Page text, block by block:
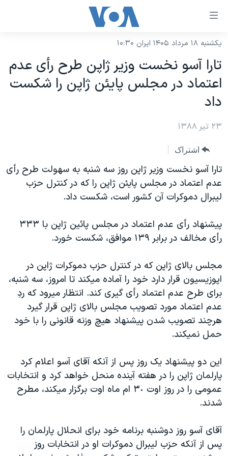
لینکهای
دسترسی
جهش
به
محتوای
اصلی
صفحه
جهش
به
جستجو
نسخه سبک وب‌سایت
موضوع ها
آمریکا
جهان
ورزشی
گزیده‌ها
ویژه برنامه‌ها
ویدیوها
فرهنگ و زندگی
علم و فناوری
اسرائیل در جنگ
گالری عکس
برنامه های تلویزیونی
جدول برنامه ها
صفحه‌های ویژه
جام جهانی ۲۰۲۶
عملیات خشم حماسی
۲۵۰سالگی آمریکا
بایگانی برنامه‌های تلویزیونی
مستندها
حمله جمهوری اسلامی به اسرائیل
رمز مهسا
ورزش زنان در ایران
اعتراضات زن، زندگی، آزادی
تریبونال مردمی آبان ۹۸
دادگاه حمید نوری
چهل سال گروگان‌گیری
اعتراضات مردمی آبان ۹۸
فرکانس‌های صدای آمریکا
پخش رادیویی
دنبال کنید
زبانهای مختلف
یکشنبه ۱۸ مرداد ۱۴۰۵ ایران ۱۰:۳۰
تارا آسو نخست وزير ژاپن طرح رأی عدم
اعتماد در مجلس پايئن ژاپن را شکست
داد
۲۳ تیر ۱۳۸۸
اشتراک
تارا آسو نخست وزير ژاپن روز سه شنبه به سهولت طرح رأی
عدم اعتماد در مجلس پايئن ژاپن را که در کنترل حزب
ليبرال دموکرات آن کشور است، شکست داد.
پيشنهاد رأی عدم اعتماد در مجلس پائين ژاپن با ٣٣٣
رأی مخالف در برابر ١٣٩ موافق، شکست خورد.
مجلس بالای ژاپن که در کنترل حزب دموکرات ژاپن در
اپوزيسيون قرار دارد خود را آماده ميکند تا امروز، سه شنبه،
برای طرح عدم اعتماد رأی گيری کند. انتظار ميرود که ردِ
عدم اعتماد مورد تصويب مجلس بالای ژاپن قرار گيرد
هرچند تصويب شدن پيشنهاد هيچ وزنه قانونی را با خود
حمل نميکند.
اين دو پيشنهاد يک روز پس از آنکه آقای آسو اعلام کرد
پارلمان ژاپن را در هفته آينده منحل خواهد کرد و انتخابات
عمومی را در روز اوت ٣٠ ام ماه اوت برگزار ميکند، مطرح
شدند.
آقای آسو روز دوشنبه برنامه خود برای انحلال پارلمان را
پس از آنکه حزب ليبرال دموکرات او در انتخابات روز